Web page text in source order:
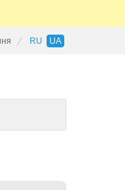
RU UA